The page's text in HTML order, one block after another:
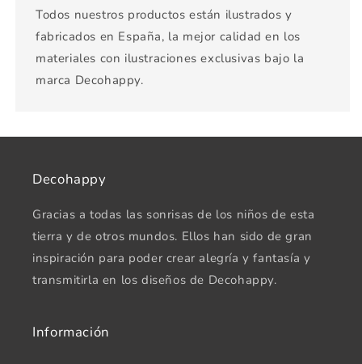
Todos nuestros productos están ilustrados y
fabricados en España, la mejor calidad en los
materiales con ilustraciones exclusivas bajo la
marca Decohappy.
Decohappy
Gracias a todas las sonrisas de los niños de esta
tierra y de otros mundos. Ellos han sido de gran
inspiración para poder crear alegría y fantasía y
transmitirla en los diseños de Decohappy.
Información